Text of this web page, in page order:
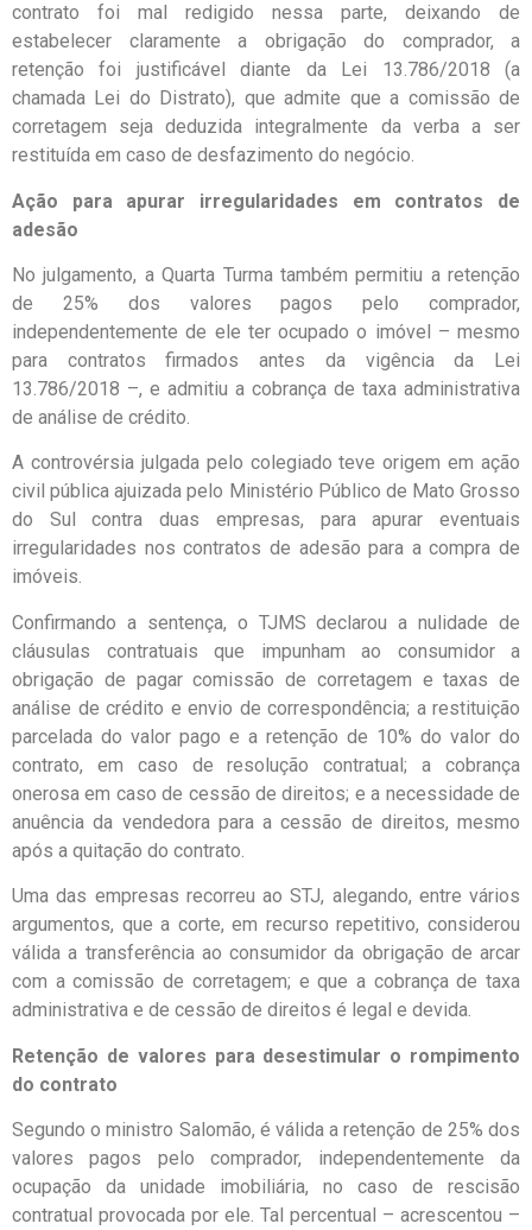
contrato foi mal redigido nessa parte, deixando de
estabelecer claramente a obrigação do comprador, a
retenção foi justificável diante da Lei 13.786/2018 (a
chamada Lei do Distrato), que admite que a comissão de
corretagem seja deduzida integralmente da verba a ser
restituída em caso de desfazimento do negócio.
Ação para apurar irregularidades em contratos de
adesão
No julgamento, a Quarta Turma também permitiu a retenção
de 25% dos valores pagos pelo comprador,
independentemente de ele ter ocupado o imóvel – mesmo
para contratos firmados antes da vigência da Lei
13.786/2018 –, e admitiu a cobrança de taxa administrativa
de análise de crédito.
A controvérsia julgada pelo colegiado teve origem em ação
civil pública ajuizada pelo Ministério Público de Mato Grosso
do Sul contra duas empresas, para apurar eventuais
irregularidades nos contratos de adesão para a compra de
imóveis.
Confirmando a sentença, o TJMS declarou a nulidade de
cláusulas contratuais que impunham ao consumidor a
obrigação de pagar comissão de corretagem e taxas de
análise de crédito e envio de correspondência; a restituição
parcelada do valor pago e a retenção de 10% do valor do
contrato, em caso de resolução contratual; a cobrança
onerosa em caso de cessão de direitos; e a necessidade de
anuência da vendedora para a cessão de direitos, mesmo
após a quitação do contrato.
Uma das empresas recorreu ao STJ, alegando, entre vários
argumentos, que a corte, em recurso repetitivo, considerou
válida a transferência ao consumidor da obrigação de arcar
com a comissão de corretagem; e que a cobrança de taxa
administrativa e de cessão de direitos é legal e devida.
Retenção de valores para desestimular o rompimento
do contrato
Segundo o ministro Salomão, é válida a retenção de 25% dos
valores pagos pelo comprador, independentemente da
ocupação da unidade imobiliária, no caso de rescisão
contratual provocada por ele. Tal percentual – acrescentou –